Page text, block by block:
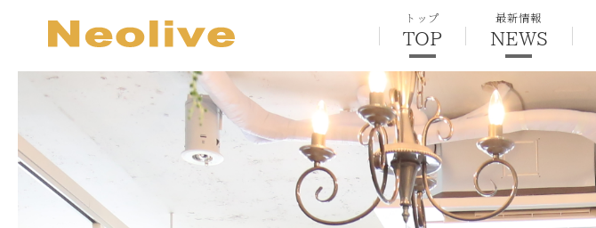
トップ
TOP
最新情報
NEWS